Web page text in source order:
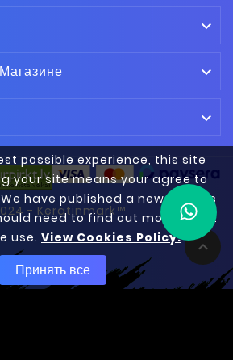
possible experience, this site
your site means your agree to
have published a new cookies
need to find out more about
use. View Cookies Policy.
Принять все




- Keratinmark™